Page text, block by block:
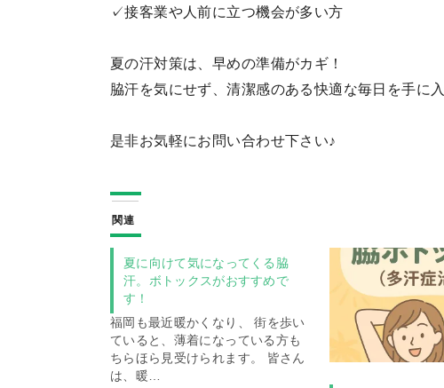
✓接客業や人前に立つ機会が多い方
夏の汗対策は、早めの準備がカギ！
脇汗を気にせず、清潔感のある快適な毎日を手に
是非お気軽にお問い合わせ下さい♪
関連
夏に向けて気になってくる脇
汗。ボトックスがおすすめで
す！
福岡も最近暖かくなり、 街を歩い
ていると、薄着になっている方も
ちらほら見受けられます。 皆さん
は、暖…